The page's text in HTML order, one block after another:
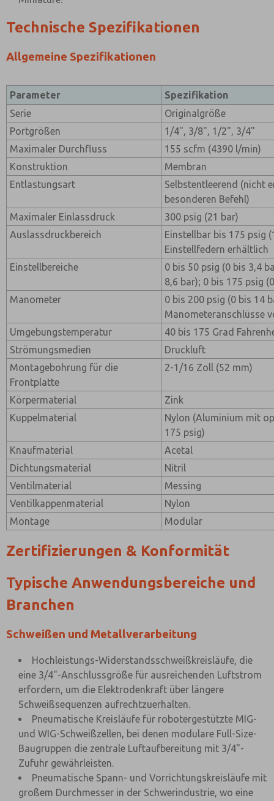
Technische Spezifikationen
Allgemeine Spezifikationen
Parameter
Spezifikation
Serie
Originalgröße
Portgrößen
1/4", 3/8", 1/2", 3/4"
Maximaler Durchfluss
155 scfm (4390 l/min)
Konstruktion
Membran
Entlastungsart
Selbstentleerend (nicht
besonderen Befehl)
Maximaler Einlassdruck
300 psig (21 bar)
Auslassdruckbereich
Einstellbar bis 175 psig
Einstellfedern erhältlich
Einstellbereiche
0 bis 50 psig (0 bis 3,4
8,6 bar); 0 bis 175 psig
Manometer
0 bis 200 psig (0 bis 14
Manometeranschlüsse
Umgebungstemperatur
40 bis 175 Grad
Strömungsmedien
Druckluft
Montagebohrung für die
Frontplatte
2-1/16 Zoll (52 mm)
Körpermaterial
Zink
Kuppelmaterial
Nylon (Aluminium mit
175 psig)
Knaufmaterial
Acetal
Dichtungsmaterial
Nitril
Ventilmaterial
Messing
Ventilkappenmaterial
Nylon
Montage
Modular
Zertifizierungen & Konformität
Typische Anwendungsbereiche und
Branchen
Schweißen und Metallverarbeitung
Hochleistungs-Widerstandsschweißkreisläufe, die
eine 3/4"-Anschlussgröße für ausreichenden Luftstrom
erfordern, um die Elektrodenkraft über längere
Schweißsequenzen aufrechtzuerhalten.
Pneumatische Kreisläufe für robotergestützte MIG-
und WIG-Schweißzellen, bei denen modulare Full-Size-
Baugruppen die zentrale Luftaufbereitung mit 3/4"-
Zufuhr gewährleisten.
Pneumatische Spann- und Vorrichtungskreisläufe mit
großem Durchmesser in der Schwerindustrie, wo eine